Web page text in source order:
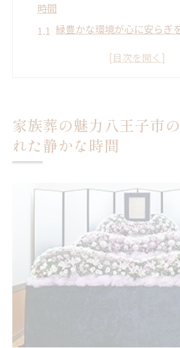
時間
緑豊かな環境が心に安らぎ
都市の喧騒を忘れる静かな
八王子市で選ぶ家族葬の新
八王子市での家族葬が提供する
家族葬で実現する心温まる
八王子市の家族葬プランが
故人への想いを形にする八
ニー
親しい人と共有する感情豊
家族葬の魅力八王子市
れた静かな時間